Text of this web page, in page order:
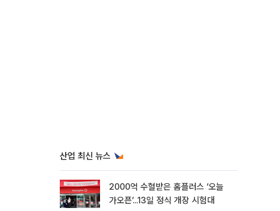
산업 최신 뉴스
2000억 수혈받은 홈플러스 ‘오늘
가오픈’...13일 정식 개장 시험대